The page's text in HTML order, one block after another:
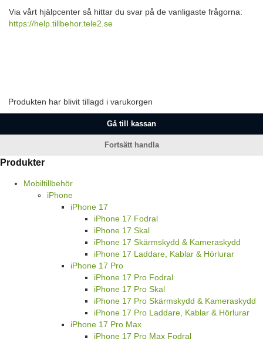
Via vårt hjälpcenter så hittar du svar på de vanligaste frågorna:
https://help.tillbehor.tele2.se
Produkten har blivit tillagd i varukorgen
Gå till kassan
Fortsätt handla
Produkter
Mobiltillbehör
iPhone
iPhone 17
iPhone 17 Fodral
iPhone 17 Skal
iPhone 17 Skärmskydd & Kameraskydd
iPhone 17 Laddare, Kablar & Hörlurar
iPhone 17 Pro
iPhone 17 Pro Fodral
iPhone 17 Pro Skal
iPhone 17 Pro Skärmskydd & Kameraskydd
iPhone 17 Pro Laddare, Kablar & Hörlurar
iPhone 17 Pro Max
iPhone 17 Pro Max Fodral